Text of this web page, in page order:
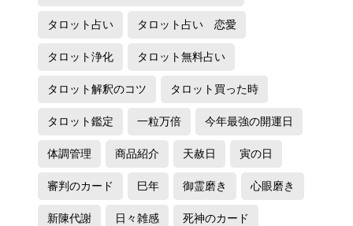
タロット占い タロット占い 恋愛
タロット浄化 タロット無料占い
タロット解釈のコツ タロット買った時
タロット鑑定 一粒万倍 今年最強の開運日
体調管理 商品紹介 天赦日 寅の日
審判のカード 巳年 御霊磨き 心眼磨き
新陳代謝 日々雑感 死神のカード